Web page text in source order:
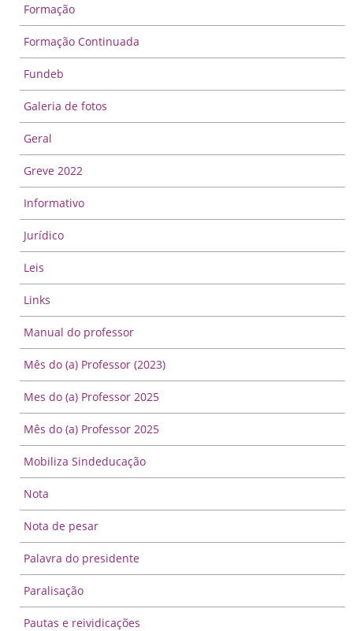
Formação
Formação Continuada
Fundeb
Galeria de fotos
Geral
Greve 2022
Informativo
Jurídico
Leis
Links
Manual do professor
Mês do (a) Professor (2023)
Mes do (a) Professor 2025
Mês do (a) Professor 2025
Mobiliza Sindeducação
Nota
Nota de pesar
Palavra do presidente
Paralisação
Pautas e reividicações